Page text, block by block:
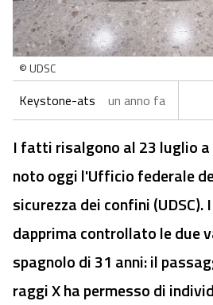
© UDSC
Keystone-ats un anno fa
I fatti risalgono al 23 luglio a
noto oggi l'Ufficio federale
sicurezza dei confini (UDSC).
dapprima controllato le due
spagnolo di 31 anni: il
raggi X ha permesso di